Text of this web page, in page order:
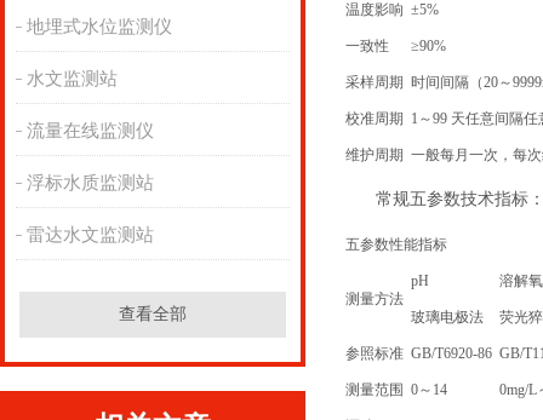
地埋式水位监测仪
水文监测站
流量在线监测仪
浮标水质监测站
雷达水文监测站
查看全部
温度影响 ±5%
一致性 ≥90%
采样周期 时间间隔（20～
校准周期 1～99 天任意间隔
维护周期 一般每月一次，每次
常规五参数技术指标
五参数性能指标
测量方法
pH 溶解氧
玻璃电极法 荧光
参照标准 GB/T6920-86 GB/
测量范围 0～14 0mg/L